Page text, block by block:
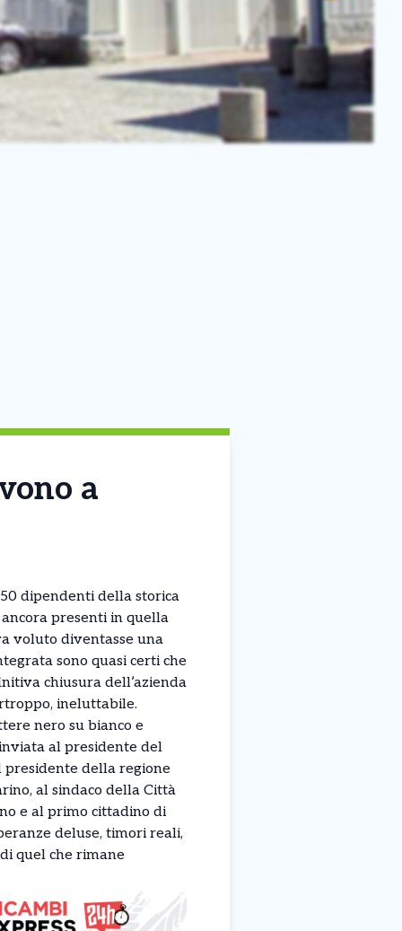
a
dipendenti della storica
presenti in quella
voluto diventasse una
sono quasi certi che
chiusura dell’azienda
ineluttabile.
nero su bianco e
al presidente del
presidente della regione
al sindaco della Città
e al primo cittadino di
deluse, timori reali,
quel che rimane